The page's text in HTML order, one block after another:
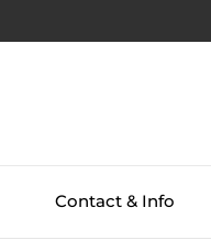
Contact & Info